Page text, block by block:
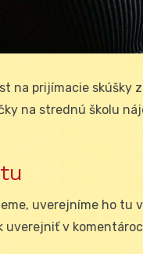
na prijímacie skúšky
na strednú školu
uverejníme ho tu
uverejniť v